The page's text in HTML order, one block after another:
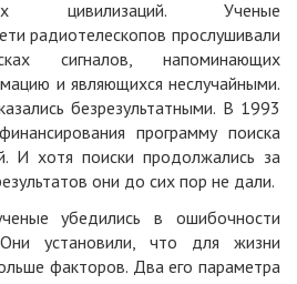
цивилизаций. Ученые
радиотелескопов прослушивали
сигналов, напоминающих
и являющихся неслучайными.
безрезультатными. В 1993
программу поиска
И хотя поиски продолжались за
они до сих пор не дали.
убедились в ошибочности
установили, что для жизни
факторов. Два его параметра